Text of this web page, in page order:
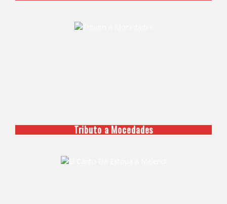
Tributo a Mocedades